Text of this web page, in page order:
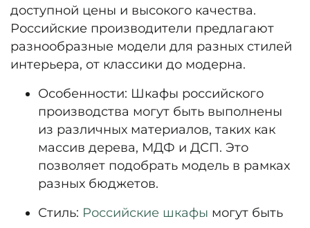
доступной цены и высокого качества.
Российские производители предлагают
разнообразные модели для разных стилей
интерьера, от классики до модерна.
Особенности: Шкафы российского
производства могут быть выполнены
из различных материалов, таких как
массив дерева, МДФ и ДСП. Это
позволяет подобрать модель в рамках
разных бюджетов.
Стиль: Российские шкафы могут быть